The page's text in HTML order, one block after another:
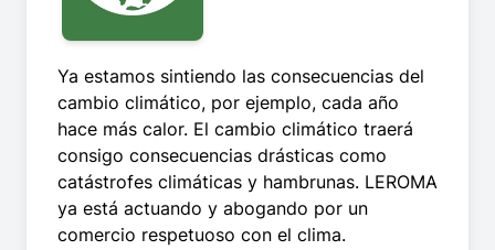
Ya estamos sintiendo las consecuencias del
cambio climático, por ejemplo, cada año
hace más calor. El cambio climático traerá
consigo consecuencias drásticas como
catástrofes climáticas y hambrunas. LEROMA
ya está actuando y abogando por un
comercio respetuoso con el clima.